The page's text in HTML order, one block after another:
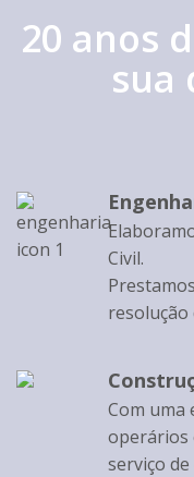
20 anos
sua
Civil.
resolução
Com uma
operários
serviço